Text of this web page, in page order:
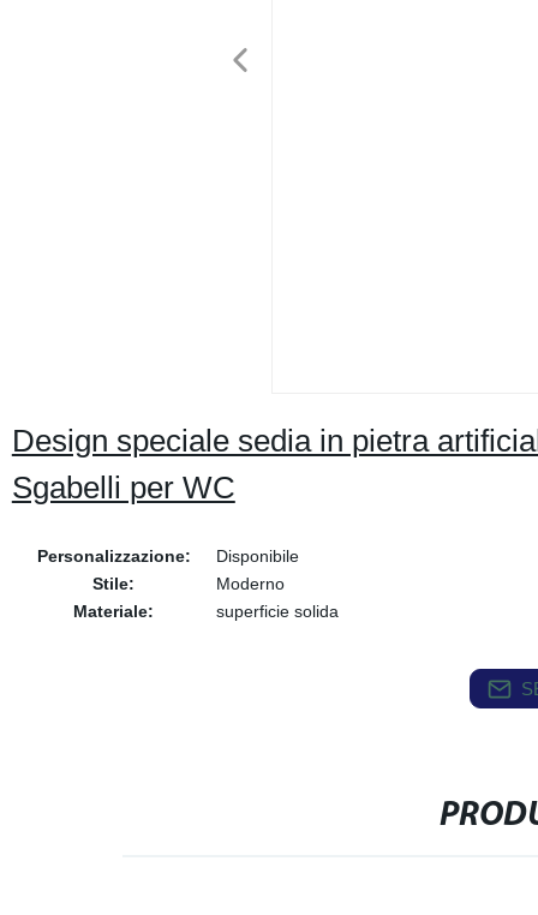
Design speciale sedia in pietra
Sgabelli per WC
Personalizzazione:
Disponibile
Stile:
Moderno
Materiale:
superficie solida